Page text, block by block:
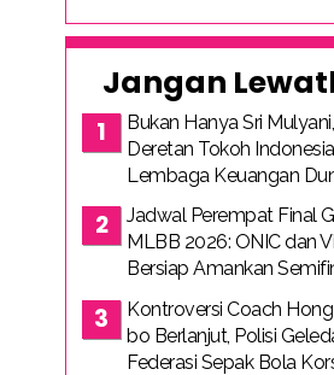
Jangan
Bukan Hanya Sri
Deretan Tokoh
Lembaga Keuangan
Jadwal Perempat Final
MLBB 2026: ONIC dan
Bersiap Amankan
Kontroversi Coach
bo Berlanjut, Polisi
Federasi Sepak Bola